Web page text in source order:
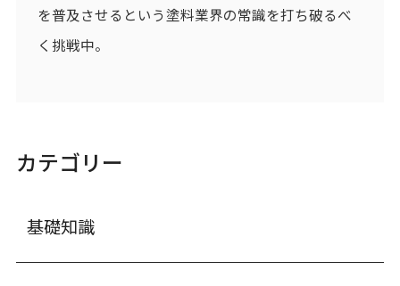
を普及させるという塗料業界の常識を打ち破るべ
く挑戦中。
カテゴリー
基礎知識